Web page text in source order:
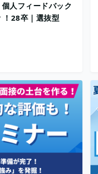
人フィードバック
！28卒｜選抜型